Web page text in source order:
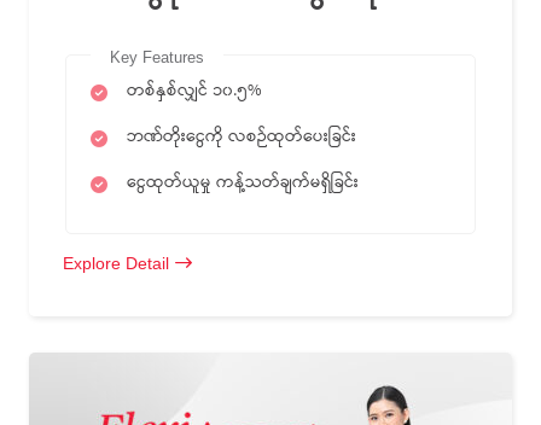
Key Features
တစ်နှစ်လျှင် ၁၀.၅%
ဘဏ်တိုးငွေကို လစဉ်ထုတ်ပေးခြင်း
ငွေထုတ်ယူမှု ကန့်သတ်ချက်မရှိခြင်း
Explore Detail